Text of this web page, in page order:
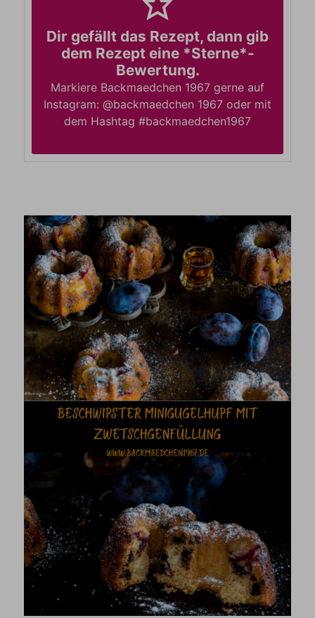
Dir gefällt das Rezept, dann gib
dem Rezept eine *Sterne*-
Bewertung.
Markiere Backmaedchen 1967 gerne auf
Instagram: @backmaedchen 1967 oder mit
dem Hashtag #backmaedchen1967